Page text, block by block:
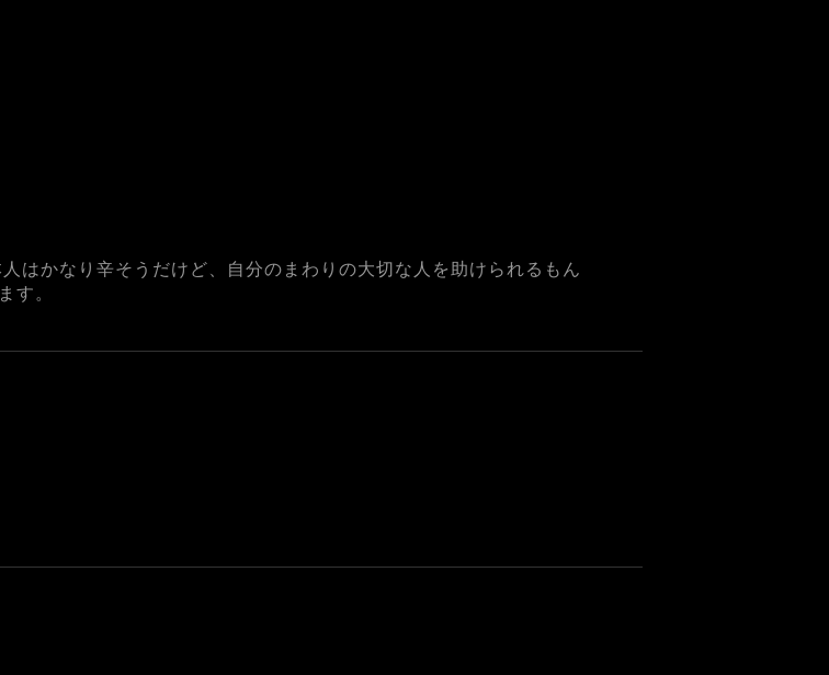
はかなり辛そうだけど、自分のまわりの大切な人を助けられるもん
す。